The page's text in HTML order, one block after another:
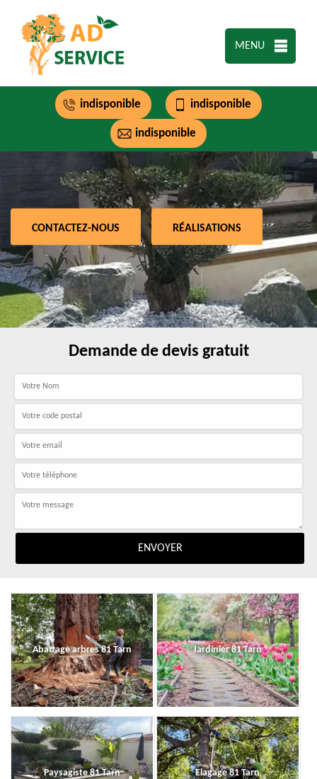
MENU
indisponible indisponible
indisponible
CONTACTEZ-NOUS RÉALISATIONS
Demande de devis gratuit
Abattage arbres 81 Tarn Jardinier 81 Tarn
Paysagiste 81 Tarn Elagage 81 Tarn